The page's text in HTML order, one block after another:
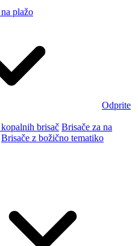
plažo
Odprite
brisač Brisače za na
Brisače z božično tematiko